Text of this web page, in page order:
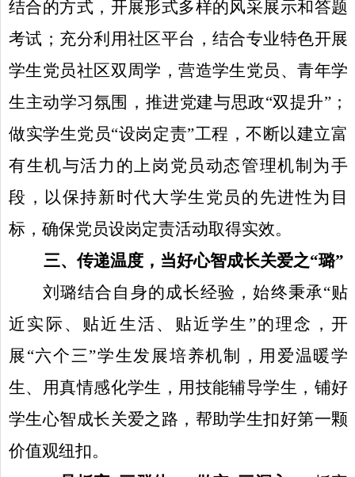
结合的方式，开展形式多样的风采展示和答题
考试；充分利用社区平台，结合专业特色开展
学生党员社区双周学，营造学生党员、青年学
生主动学习氛围，推进党建与思政“双提升”；
做实学生党员“设岗定责”工程，不断以建立富
有生机与活力的上岗党员动态管理机制为手
段，以保持新时代大学生党员的先进性为目
标，确保党员设岗定责活动取得实效。
三、传递温度，当好心智成长关爱之“璐”
刘璐结合自身的成长经验，始终秉承“贴
近实际、贴近生活、贴近学生”的理念，开
展“六个三”学生发展培养机制，用爱温暖学
生、用真情感化学生，用技能辅导学生，铺好
学生心智成长关爱之路，帮助学生扣好第一颗
价值观纽扣。